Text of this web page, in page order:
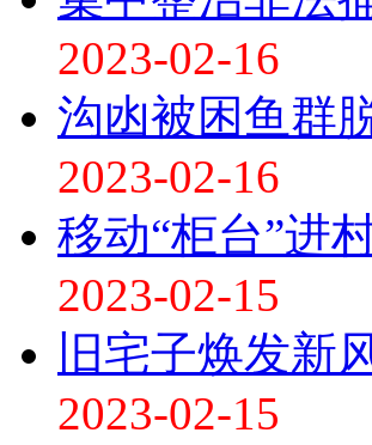
2023-02-16
沟凼被困鱼群
2023-02-16
移动“柜台”进
2023-02-15
旧宅子焕发新
2023-02-15